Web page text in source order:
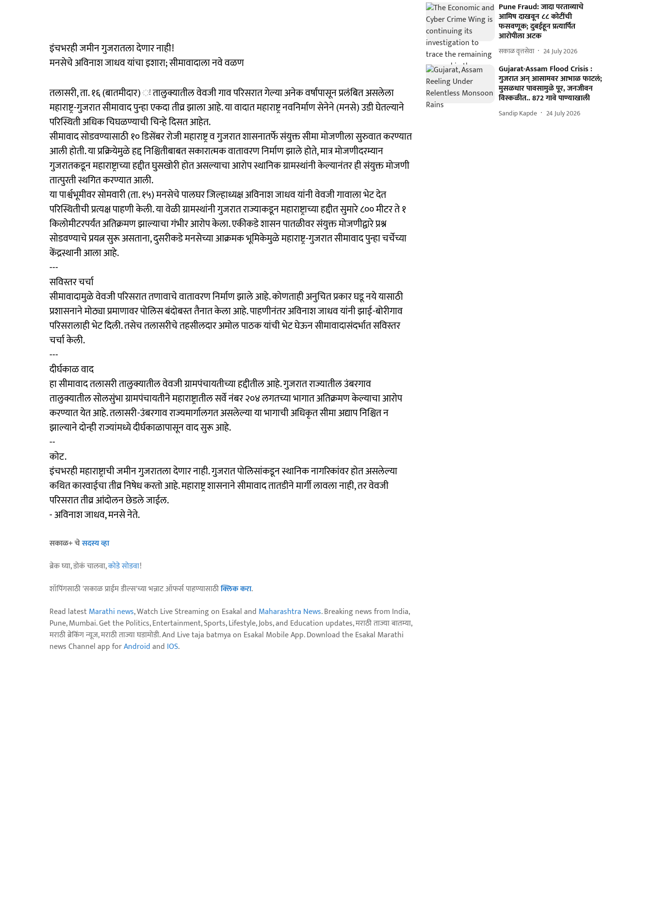
इंचभरही जमीन गुजरातला देणार नाही!
मनसेचे अविनाश जाधव यांचा इशारा; सीमावादाला नवे वळण
तलासरी, ता. १६ (बातमीदार) ः तालुक्यातील वेवजी गाव परिसरात गेल्या अनेक वर्षांपासून प्रलंबित असलेला
महाराष्ट्र-गुजरात सीमावाद पुन्हा एकदा तीव्र झाला आहे. या वादात महाराष्ट्र नवनिर्माण सेनेने (मनसे) उडी घेतल्याने
परिस्थिती अधिक चिघळण्याची चिन्हे दिसत आहेत.
सीमावाद सोडवण्यासाठी १० डिसेंबर रोजी महाराष्ट्र व गुजरात शासनातर्फे संयुक्त सीमा मोजणीला सुरुवात करण्यात
आली होती. या प्रक्रियेमुळे हद्द निश्चितीबाबत सकारात्मक वातावरण निर्माण झाले होते, मात्र मोजणीदरम्यान
गुजरातकडून महाराष्ट्राच्या हद्दीत घुसखोरी होत असल्याचा आरोप स्थानिक ग्रामस्थांनी केल्यानंतर ही संयुक्त मोजणी
तात्पुरती स्थगित करण्यात आली.
या पार्श्वभूमीवर सोमवारी (ता. १५) मनसेचे पालघर जिल्हाध्यक्ष अविनाश जाधव यांनी वेवजी गावाला भेट देत
परिस्थितीची प्रत्यक्ष पाहणी केली. या वेळी ग्रामस्थांनी गुजरात राज्याकडून महाराष्ट्राच्या हद्दीत सुमारे ८०० मीटर ते १
किलोमीटरपर्यंत अतिक्रमण झाल्याचा गंभीर आरोप केला. एकीकडे शासन पातळीवर संयुक्त मोजणीद्वारे प्रश्न
सोडवण्याचे प्रयत्न सुरू असताना, दुसरीकडे मनसेच्या आक्रमक भूमिकेमुळे महाराष्ट्र-गुजरात सीमावाद पुन्हा चर्चेच्या
केंद्रस्थानी आला आहे.
---
सविस्तर चर्चा
सीमावादामुळे वेवजी परिसरात तणावाचे वातावरण निर्माण झाले आहे. कोणताही अनुचित प्रकार घडू नये यासाठी
प्रशासनाने मोठ्या प्रमाणावर पोलिस बंदोबस्त तैनात केला आहे. पाहणीनंतर अविनाश जाधव यांनी झाई-बोरीगाव
परिसरालाही भेट दिली. तसेच तलासरीचे तहसीलदार अमोल पाठक यांची भेट घेऊन सीमावादासंदर्भात सविस्तर
चर्चा केली.
---
दीर्घकाळ वाद
हा सीमावाद तलासरी तालुक्यातील वेवजी ग्रामपंचायतीच्या हद्दीतील आहे. गुजरात राज्यातील उंबरगाव
तालुक्यातील सोलसुंभा ग्रामपंचायतीने महाराष्ट्रातील सर्वे नंबर २०४ लगतच्या भागात अतिक्रमण केल्याचा आरोप
करण्यात येत आहे. तलासरी-उंबरगाव राज्यमार्गालगत असलेल्या या भागाची अधिकृत सीमा अद्याप निश्चित न
झाल्याने दोन्ही राज्यांमध्ये दीर्घकाळापासून वाद सुरू आहे.
--
कोट.
इंचभरही महाराष्ट्राची जमीन गुजरातला देणार नाही. गुजरात पोलिसांकडून स्थानिक नागरिकांवर होत असलेल्या
कथित कारवाईचा तीव्र निषेध करतो आहे. महाराष्ट्र शासनाने सीमावाद तातडीने मार्गी लावला नाही, तर वेवजी
परिसरात तीव्र आंदोलन छेडले जाईल.
- अविनाश जाधव, मनसे नेते.
सकाळ+ चेसदस्य व्हा
ब्रेक घ्या, डोकं चालवा,कोडे सोडवा!
शॉपिंगसाठी 'सकाळ प्राईम डील्स'च्या भन्नाट ऑफर्स पाहण्यासाठीक्लिक करा.
Read latestMarathi news, Watch Live Streaming on Esakal and Maharashtra News. Breaking news from India,
Pune, Mumbai. Get the Politics, Entertainment, Sports, Lifestyle, Jobs, and Education updates, मराठी ताज्या बातम्या,
मराठी ब्रेकिंग न्यूज, मराठी ताज्या घडामोडी. And Live taja batmya on Esakal Mobile App. Download the Esakal Marathi
news Channel app forAndroidand IOS.
Pune Fraud: जादा परताव्याचे
आमिष दाखवून ८८ कोटींची
फसवणूक; दुबईहून प्रत्यार्पित
आरोपीला अटक
सकाळ वृत्तसेवा 24 July 2026
Gujarat-Assam Flood Crisis :
गुजरात अन् आसामवर आभाळ फाटलं;
मुसळधार पावसामुळे पूर, जनजीवन
विस्कळीत.. 872 गावे पाण्याखाली
Sandip Kapde 24 July 2026